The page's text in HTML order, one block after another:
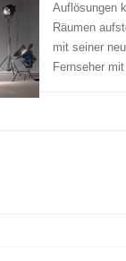
Auflösungen
Räumen
mit seiner
Fernseher